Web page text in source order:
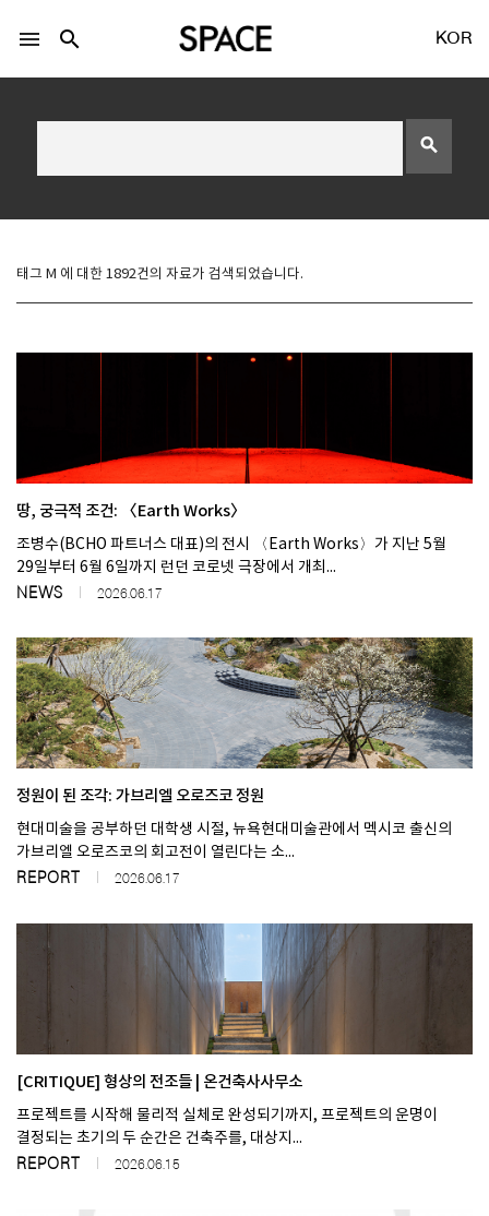
SPACE 소개
공지사항
광고문의
Contact
menu search KOR
search
태그 M 에 대한 1892건의 자료가 검색되었습니다.
땅, 궁극적 조건: 〈Earth Works〉
조병수(BCHO 파트너스 대표)의 전시 〈Earth Works〉가 지난 5월
29일부터 6월 6일까지 런던 코로넷 극장에서 개최...
NEWS 2026.06.17
정원이 된 조각: 가브리엘 오로즈코 정원
현대미술을 공부하던 대학생 시절, 뉴욕현대미술관에서 멕시코 출신의
가브리엘 오로즈코의 회고전이 열린다는 소...
REPORT 2026.06.17
[CRITIQUE] 형상의 전조들 | 온건축사사무소
프로젝트를 시작해 물리적 실체로 완성되기까지, 프로젝트의 운명이
결정되는 초기의 두 순간은 건축주를, 대상지...
REPORT 2026.06.15